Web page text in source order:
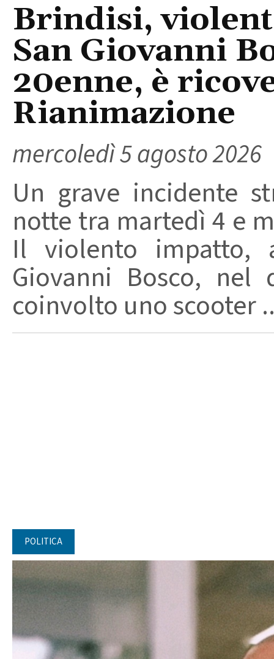
Brindisi,
San Giovanni
20enne, è
Rianimazione
mercoledì 5 agosto 2026
Un grave incidente
notte tra martedì 4 e
Il violento impatto,
Giovanni Bosco, nel
coinvolto uno scooter
POLITICA